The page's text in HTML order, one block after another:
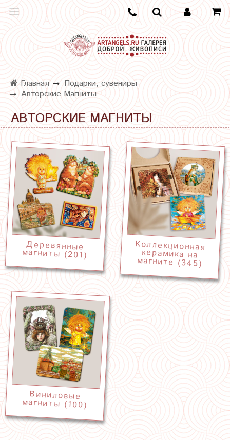
Главная
Подарки, сувениры
Авторские Магниты
АВТОРСКИЕ МАГНИТЫ
Деревянные
магниты (201)
Коллекционная
керамика на
магните (345)
Виниловые
магниты (100)